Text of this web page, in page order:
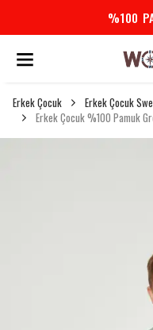
%100
Erkek Çocuk
Erkek Çocuk
Erkek Çocuk %100 Pamuk